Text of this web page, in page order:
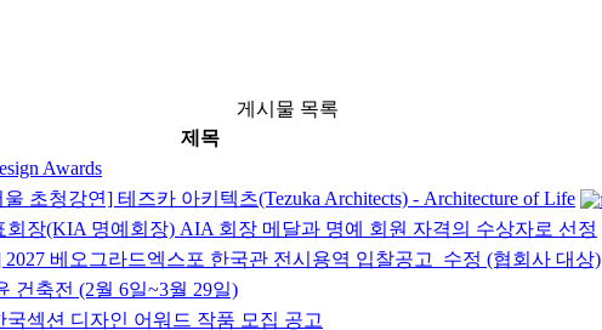
게시물 목록
제목
Awards
초청강연] 테즈카 아키텍츠(Tezuka Architects) - Architecture of Life
장(KIA 명예회장) AIA 회장 메달과 명예 회원 자격의 수상자로 선정
베오그라드엑스포 한국관 전시용역 입찰공고_수정 (협회사 대상)
건축전 (2월 6일~3월 29일)
섹션 디자인 어워드 작품 모집 공고